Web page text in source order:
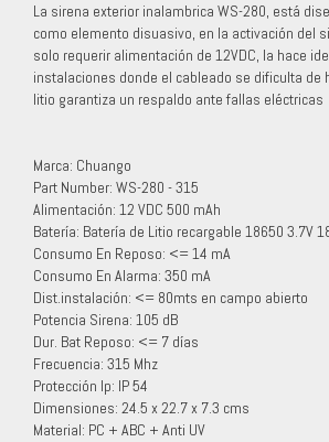
La sirena exterior inalambrica WS-280, está
como elemento disuasivo, en la activación del
solo requerir alimentación de 12VDC, la hace
instalaciones donde el cableado se dificulta de
litio garantiza un respaldo ante fallas eléctricas
Marca: Chuango
Part Number: WS-280 - 315
Alimentación: 12 VDC 500 mAh
Batería: Batería de Litio recargable 18650 3.7V
Consumo En Reposo: <= 14 mA
Consumo En Alarma: 350 mA
Dist.instalación: <= 80mts en campo abierto
Potencia Sirena: 105 dB
Dur. Bat Reposo: <= 7 días
Frecuencia: 315 Mhz
Protección Ip: IP 54
Dimensiones: 24.5 x 22.7 x 7.3 cms
Material: PC + ABC + Anti UV